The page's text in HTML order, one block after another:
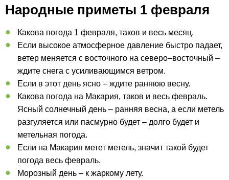
Народные приметы 1 февраля
Какова погода 1 февраля, таков и весь месяц.
Если высокое атмосферное давление быстро падает,
ветер меняется с восточного на северо–восточный –
ждите снега с усиливающимся ветром.
Если в этот день ясно – ждите раннюю весну.
Какова погода на Макария, таков и весь февраль.
Ясный солнечный день – ранняя весна, а если метель
разгуляется или пасмурно будет – долго будет и
метельная погода.
Если на Макария метет метель, значит такой будет
погода весь февраль.
Морозный день – к жаркому лету.